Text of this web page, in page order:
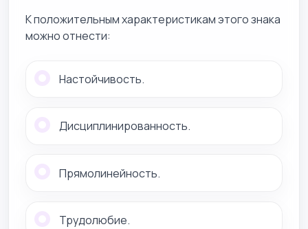
К положительным характеристикам этого знака
можно отнести:
Настойчивость.
Дисциплинированность.
Прямолинейность.
Трудолюбие.